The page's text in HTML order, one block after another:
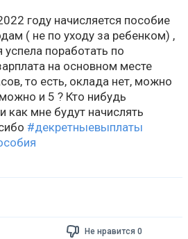
году начисляется пособие
( не по уходу за ребенком) ,
успела поработать по
на основном месте
то есть, оклада нет, можно
и 5 ? Кто нибудь
как мне будут начислять
#декретныевыплаты
Не нравится 0